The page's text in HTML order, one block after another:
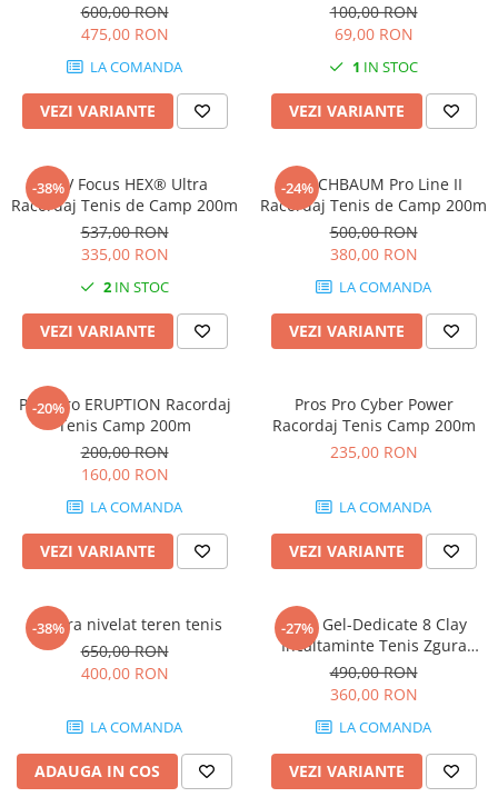
600,00 RON
475,00 RON
LA COMANDA
VEZI VARIANTE
100,00 RON
69,00 RON
1 IN STOC
VEZI VARIANTE
-38%
MSV Focus HEX® Ultra
Racordaj Tenis de Camp 200m
537,00 RON
335,00 RON
2 IN STOC
VEZI VARIANTE
-24%
KIRSCHBAUM Pro Line II
Racordaj Tenis de Camp 200m
500,00 RON
380,00 RON
LA COMANDA
VEZI VARIANTE
-20%
Pros Pro ERUPTION Racordaj
Tenis Camp 200m
200,00 RON
160,00 RON
LA COMANDA
VEZI VARIANTE
Pros Pro Cyber Power
Racordaj Tenis Camp 200m
235,00 RON
LA COMANDA
VEZI VARIANTE
-38%
Matura nivelat teren tenis
650,00 RON
400,00 RON
LA COMANDA
ADAUGA IN COS
-27%
Asics Gel-Dedicate 8 Clay
Incaltaminte Tenis Zgura
Femei Gri albastrui, Alb
490,00 RON
360,00 RON
LA COMANDA
VEZI VARIANTE